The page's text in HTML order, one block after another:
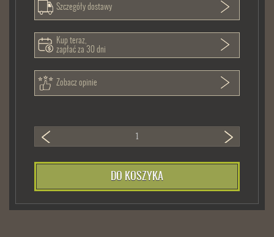
Szczegóły dostawy
Kup teraz,
zapłać za 30 dni
Zobacz opinie
DO KOSZYKA